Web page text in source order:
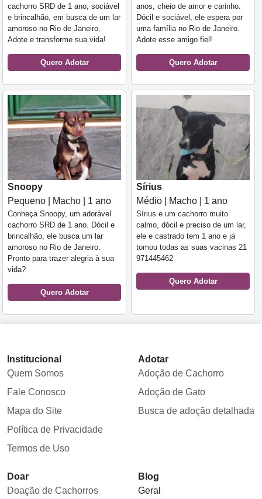
cachorro SRD de 1 ano, sociável
e brincalhão, em busca de um lar
amoroso no Rio de Janeiro.
Adote e transforme sua vida!
Quero Adotar
anos, cheio de amor e carinho.
Dócil e sociável, ele espera por
uma família no Rio de Janeiro.
Adote esse amigo fiel!
Quero Adotar
Snoopy
Pequeno | Macho | 1 ano
Conheça Snoopy, um adorável
cachorro SRD de 1 ano. Dócil e
brincalhão, ele busca um lar
amoroso no Rio de Janeiro.
Pronto para trazer alegria à sua
vida?
Quero Adotar
Sírius
Médio | Macho | 1 ano
Sírius e um cachorro muito
calmo, dócil e preciso de um lar,
ele e castrado tem 1 ano e já
tomou todas as suas vacinas 21
971445462
Quero Adotar
Institucional
Quem Somos
Fale Conosco
Mapa do Site
Política de Privacidade
Termos de Uso
Adotar
Adoção de Cachorro
Adoção de Gato
Busca de adoção detalhada
Doar
Doação de Cachorros
Blog
Geral